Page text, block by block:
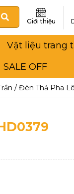
Giới thiệu
Vật liệu trang
SALE OFF
/ Đèn Thả Pha Lê